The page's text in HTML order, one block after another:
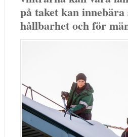
på taket kan
hållbarhet och för